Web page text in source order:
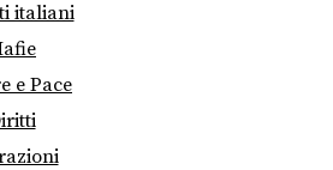
italiani
e Pace